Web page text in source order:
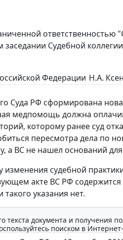
заседании Судебной
Федерации Н.А.
Суда РФ сформирована
медпомощь должна
которому ранее суд
пересмотра дела по
а ВС не нашел оснований
изменения судебной
акте ВС РФ содержится
указания нет.
текста документа и получения
поиском в